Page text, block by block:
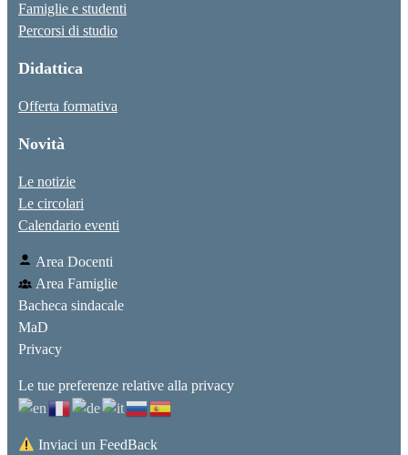
Famiglie e studenti
Percorsi di studio
Didattica
Offerta formativa
Novità
Le notizie
Le circolari
Calendario eventi
Area Docenti
Area Famiglie
Bacheca sindacale
MaD
Privacy
Le tue preferenze relative alla privacy
Inviaci un FeedBack